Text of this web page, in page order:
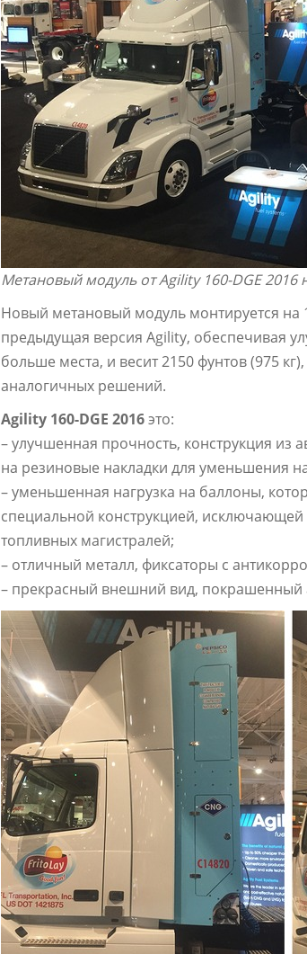
Метановый модуль от Agility 160-DGE 2016
Новый метановый модуль монтируется на
предыдущая версия Agility, обеспечивая
больше места, и весит 2150 фунтов (975
аналогичных решений.
Agility 160-DGE 2016это:
– улучшенная прочность, конструкция из
на резиновые накладки для уменьшения
– уменьшенная нагрузка на баллоны,
специальной конструкцией,
топливных магистралей;
– отличный металл, фиксаторы с
– прекрасный внешний вид,